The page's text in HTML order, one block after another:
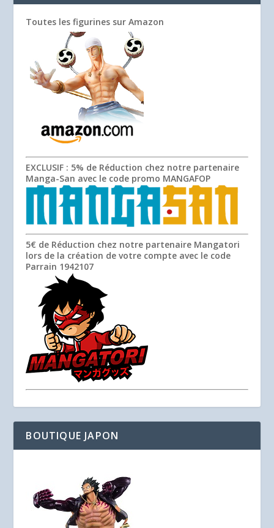
Toutes les figurines sur Amazon
EXCLUSIF : 5% de Réduction chez notre partenaire
Manga-San avec le code promo MANGAFOP
5€ de Réduction chez notre partenaire Mangatori
lors de la création de votre compte avec le code
Parrain 1942107
BOUTIQUE JAPON